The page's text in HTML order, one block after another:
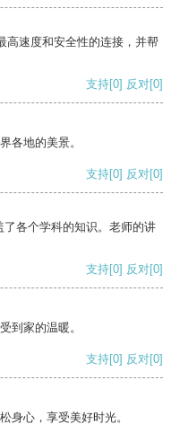
高速度和安全性的连接，并帮
支持[0] 反对[0]
各地的美景。
支持[0] 反对[0]
各个学科的知识。老师的讲
支持[0] 反对[0]
到家的温暖。
支持[0] 反对[0]
身心，享受美好时光。